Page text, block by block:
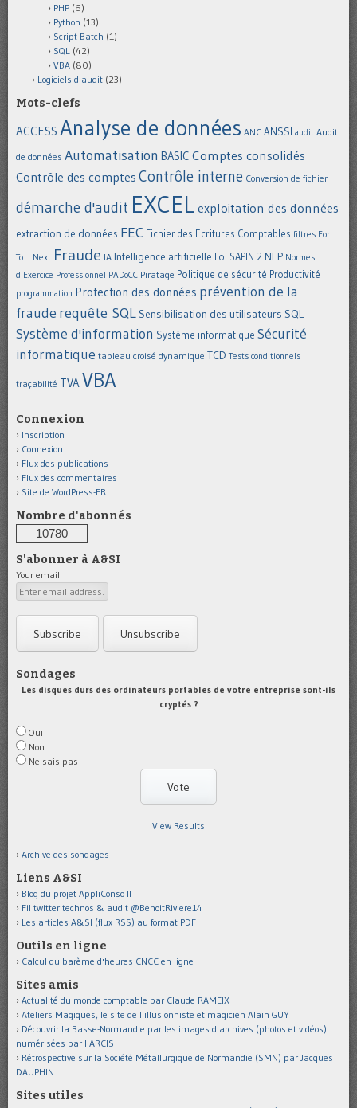
PHP (6)
Python (13)
Script Batch (1)
SQL (42)
VBA (80)
Logiciels d'audit (23)
Mots-clefs
ACCESS Analyse de données ANC ANSSI audit Audit
de données Automatisation BASIC Comptes consolidés
Contrôle des comptes Contrôle interne Conversion de fichier
démarche d'audit EXCEL exploitation des données
extraction de données FEC Fichier des Ecritures Comptables filtres For...
To... Next Fraude IA Intelligence artificielle Loi SAPIN 2 NEP Normes
d'Exercice Professionnel PADoCC Piratage Politique de sécurité Productivité
programmation Protection des données prévention de la
fraude requête SQL Sensibilisation des utilisateurs SQL
Système d'information Système informatique Sécurité
informatique tableau croisé dynamique TCD Tests conditionnels
traçabilité TVAVBA
Connexion
Inscription
Connexion
Flux des publications
Flux des commentaires
Site de WordPress-FR
Nombre d'abonnés
10780
S'abonner à A&SI
Your email:
Sondages
Les disques durs des ordinateurs portables de votre entreprise sont-ils
cryptés ?
Oui
Non
Ne sais pas
View Results
Archive des sondages
Liens A&SI
Blog du projet AppliConso II
Fil twitter technos & audit @BenoitRiviere14
Les articles A&SI (flux RSS) au format PDF
Outils en ligne
Calcul du barème d'heures CNCC en ligne
Sites amis
Actualité du monde comptable par Claude RAMEIX
Ateliers Magiques, le site de l'illusionniste et magicien Alain GUY
Découvrir la Basse-Normandie par les images d'archives (photos et vidéos)
numérisées par l'ARCIS
Rétrospective sur la Société Métallurgique de Normandie (SMN) par Jacques
DAUPHIN
Sites utiles